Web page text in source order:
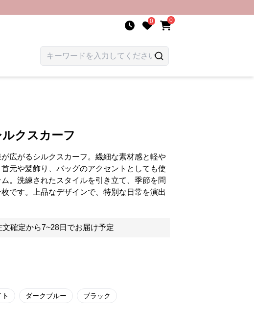
0 0
クスカーフ
広がるシルクスカーフ。繊細な素材感と軽や
元や髪飾り、バッグのアクセントとしても使
。洗練されたスタイルを引き立て、季節を問
です。上品なデザインで、特別な日常を演出
文確定から7~28日でお届け予定
ダークブルー ブラック